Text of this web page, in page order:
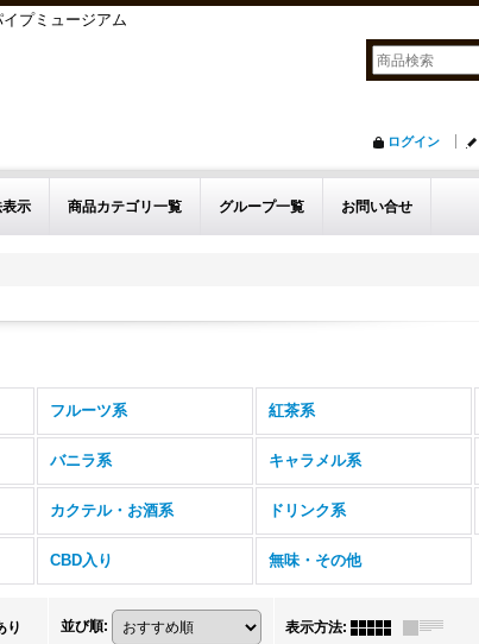
プミュージアム
ログイン
示 商品カテゴリ一覧 グループ一覧 お問い合せ
フルーツ系 紅茶系
バニラ系 キャラメル系
カクテル・お酒系 ドリンク系
CBD入り 無味・その他
り 並び順: 表示方法: